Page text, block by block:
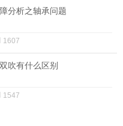
分析之轴承问题
1607
吹有什么区别
1547